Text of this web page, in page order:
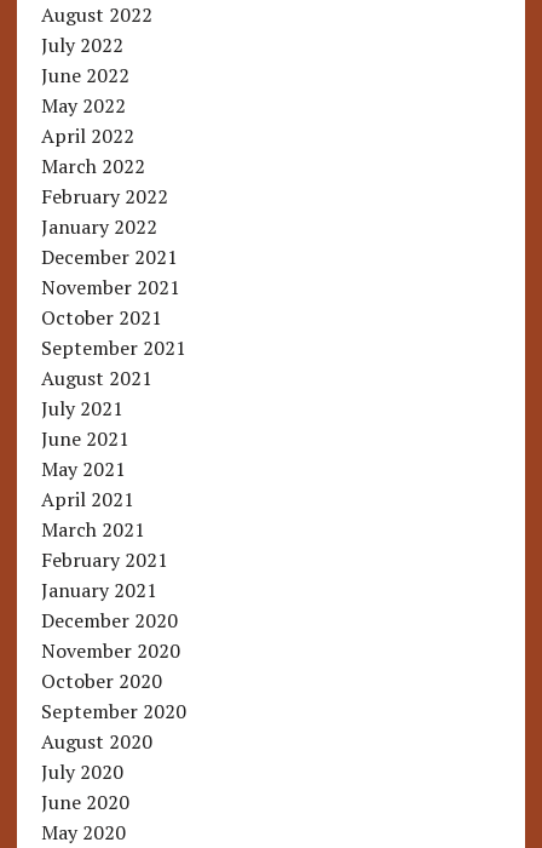
August 2022
July 2022
June 2022
May 2022
April 2022
March 2022
February 2022
January 2022
December 2021
November 2021
October 2021
September 2021
August 2021
July 2021
June 2021
May 2021
April 2021
March 2021
February 2021
January 2021
December 2020
November 2020
October 2020
September 2020
August 2020
July 2020
June 2020
May 2020